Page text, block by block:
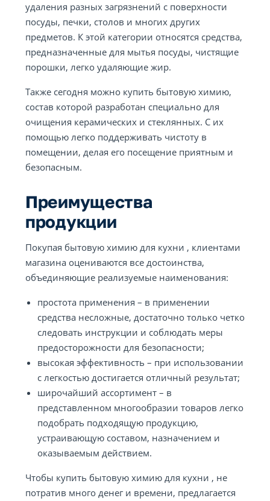
удаления разных загрязнений с поверхности
посуды, печки, столов и многих других
предметов. К этой категории относятся средства,
предназначенные для мытья посуды, чистящие
порошки, легко удаляющие жир.
Также сегодня можно купить бытовую химию,
состав которой разработан специально для
очищения керамических и стеклянных. С их
помощью легко поддерживать чистоту в
помещении, делая его посещение приятным и
безопасным.
Преимущества
продукции
Покупая бытовую химию для кухни , клиентами
магазина оцениваются все достоинства,
объединяющие реализуемые наименования:
простота применения – в применении
средства несложные, достаточно только четко
следовать инструкции и соблюдать меры
предосторожности для безопасности;
высокая эффективность – при использовании
с легкостью достигается отличный результат;
широчайший ассортимент – в
представленном многообразии товаров легко
подобрать подходящую продукцию,
устраивающую составом, назначением и
оказываемым действием.
Чтобы купить бытовую химию для кухни , не
потратив много денег и времени, предлагается